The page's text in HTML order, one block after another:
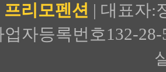
리모펜션 | 대표자:
업자등록번호132-